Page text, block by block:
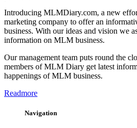
Introducing MLMDiary.com, a new
marketing company to offer an
business. With our ideas and vision we
information on MLM business.
Our management team puts round the
members of MLM Diary get latest
happenings of MLM business.
Readmore
Navigation